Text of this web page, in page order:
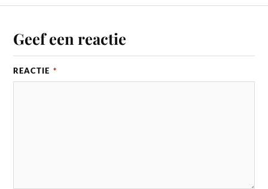
Geef een reactie
REACTIE *